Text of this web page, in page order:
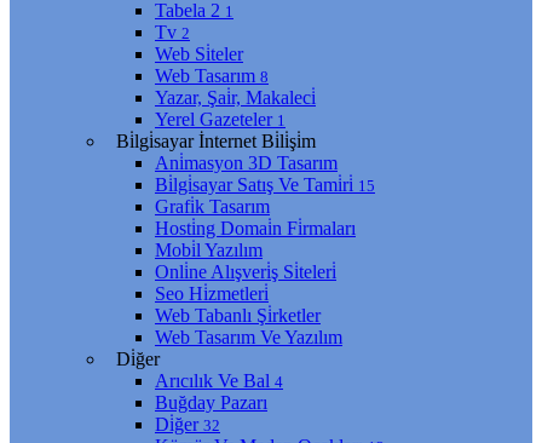
Tabela 2 1
Tv 2
Web Si̇teler
Web Tasarım 8
Yazar, Şai̇r, Makaleci̇
Yerel Gazeteler 1
Bi̇lgi̇sayar İnternet Bi̇li̇şi̇m
Ani̇masyon 3D Tasarım
Bi̇lgi̇sayar Satış Ve Tami̇ri̇ 15
Grafi̇k Tasarım
Hosti̇ng Domai̇n Fi̇rmaları
Mobi̇l Yazılım
Onli̇ne Alışveri̇ş Si̇teleri̇
Seo Hi̇zmetleri̇
Web Tabanlı Şi̇rketler
Web Tasarım Ve Yazılım
Di̇ğer
Arıcılık Ve Bal 4
Buğday Pazarı
Di̇ğer 32